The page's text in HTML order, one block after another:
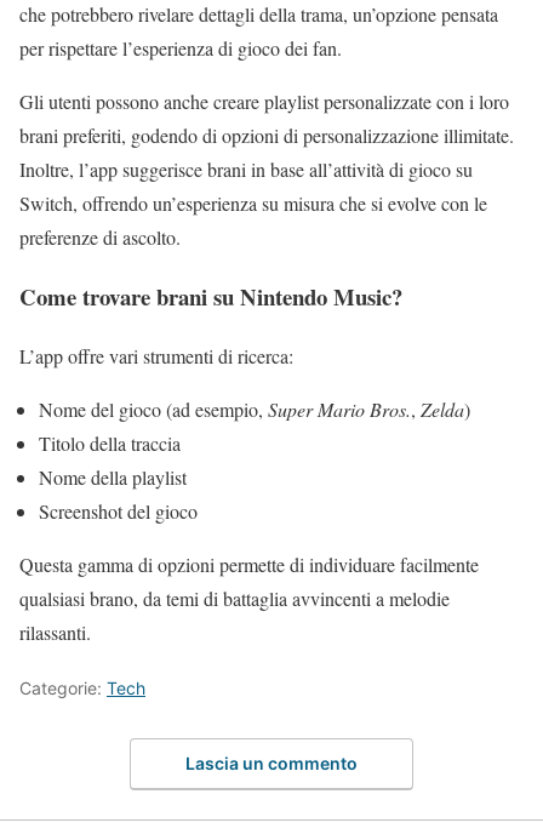
che potrebbero rivelare dettagli della trama, un’opzione pensata
per rispettare l’esperienza di gioco dei fan.
Gli utenti possono anche creare playlist personalizzate con i loro
brani preferiti, godendo di opzioni di personalizzazione illimitate.
Inoltre, l’app suggerisce brani in base all’attività di gioco su
Switch, offrendo un’esperienza su misura che si evolve con le
preferenze di ascolto.
Come trovare brani su Nintendo Music?
L’app offre vari strumenti di ricerca:
Nome del gioco (ad esempio, Super Mario Bros., Zelda)
Titolo della traccia
Nome della playlist
Screenshot del gioco
Questa gamma di opzioni permette di individuare facilmente
qualsiasi brano, da temi di battaglia avvincenti a melodie
rilassanti.
Categorie: Tech
Lascia un commento